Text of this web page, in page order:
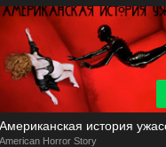
Американская история
American Horror Story